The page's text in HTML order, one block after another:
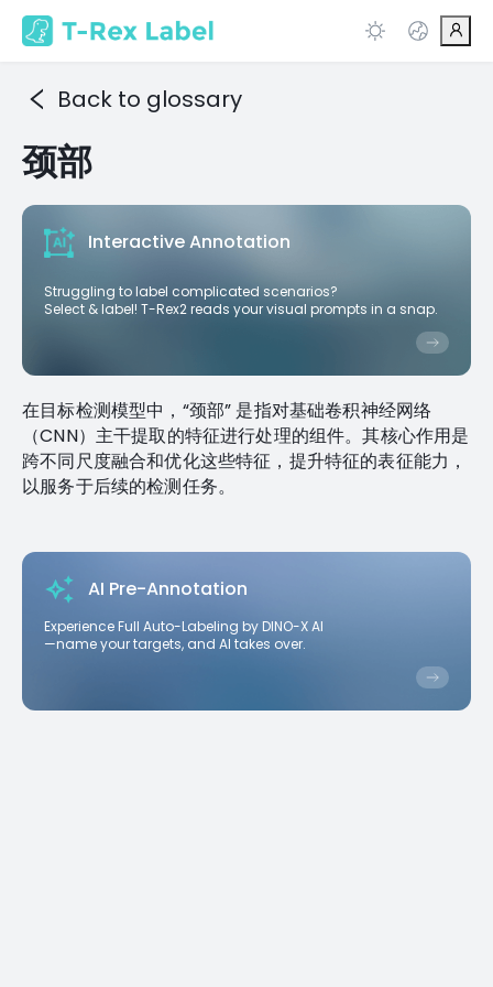
Back to glossary
颈部
Interactive Annotation
Struggling to label complicated scenarios?
Select & label! T-Rex2 reads your visual prompts in a snap.
在目标检测模型中，“颈部” 是指对基础卷积神经网络
（CNN）主干提取的特征进行处理的组件。其核心作用是
跨不同尺度融合和优化这些特征，提升特征的表征能力，
以服务于后续的检测任务。
AI Pre-Annotation
Experience Full Auto-Labeling by DINO-X AI
—name your targets, and AI takes over.